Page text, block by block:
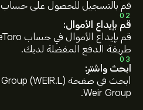
قم بالتسجيل للحصول على حساب eToro وتحقق من هويتك.
02
قم بإيداع الأموال:
طريقة الدفع المفضلة لديك.
03
ابحث واشترِ:
Weir Group.